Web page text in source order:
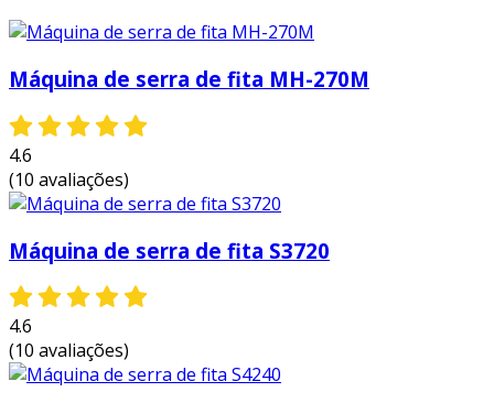
processo.
de cortes complexos, que seriam difíceis
de obter com outras ferramentas.
esses benefícios demonstram como a serra de
fita pode melhorar a produtividade e a
qualidade no trabalho com metais.
aplicações típicas
a serra de fita para metais é utilizada em
diversas aplicações. algumas das mais comuns
incluem:
Máquina de serra de fita MH-270M
4.6
(10 avaliações)
Máquina de serra de fita S3720
4.6
(10 avaliações)